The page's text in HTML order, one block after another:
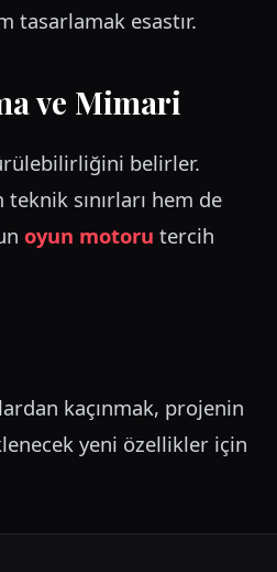
tasarlamak esastır.
ve Mimari
belirler.
teknik sınırları hem de
oyun motoru tercih
kaçınmak, projenin
yeni özellikler için